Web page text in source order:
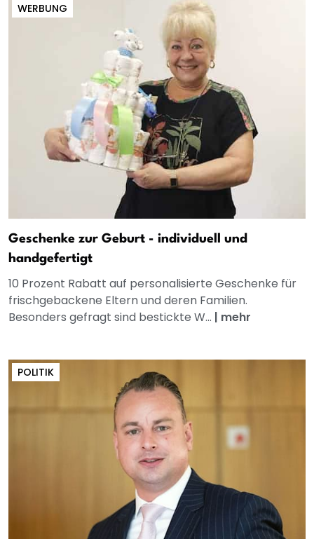
WERBUNG
Geschenke zur Geburt - individuell und
handgefertigt
10 Prozent Rabatt auf personalisierte Geschenke für
frischgebackene Eltern und deren Familien.
Besonders gefragt sind bestickte W... | mehr
POLITIK